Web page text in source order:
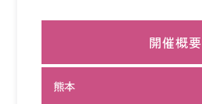
MEDIA
開催概要
熊本